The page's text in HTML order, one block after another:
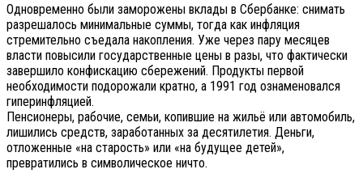
Одновременно были заморожены вклады в Сбербанке: снимать
разрешалось минимальные суммы, тогда как инфляция
стремительно съедала накопления. Уже через пару месяцев
власти повысили государственные цены в разы, что фактически
завершило конфискацию сбережений. Продукты первой
необходимости подорожали кратно, а 1991 год ознаменовался
гиперинфляцией.
Пенсионеры, рабочие, семьи, копившие на жильё или автомобиль,
лишились средств, заработанных за десятилетия. Деньги,
отложенные «на старость» или «на будущее детей»,
превратились в символическое ничто.